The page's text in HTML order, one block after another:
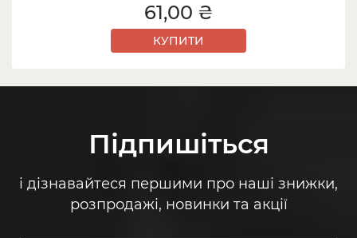
61,00 ₴
КУПИТИ
Підпишіться
і дізнавайтеся першими про наші знижки,
розпродажі, новинки та акції